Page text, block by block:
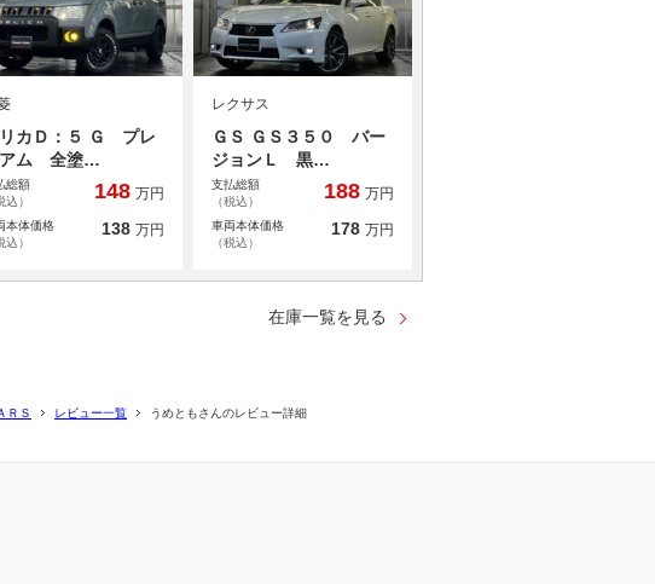
カＤ：５ Ｇ プレ
アム 全塗…
総額
込）
148 万円
本体価格
込）
138 万円
レクサス
ＧＳ ＧＳ３５０ バー
ジョンＬ 黒…
支払総額
（税込）
188 万円
車両本体価格
（税込）
178 万円
在庫一覧を見る
ＲＳ レビュー一覧 うめともさんのレビュー詳細